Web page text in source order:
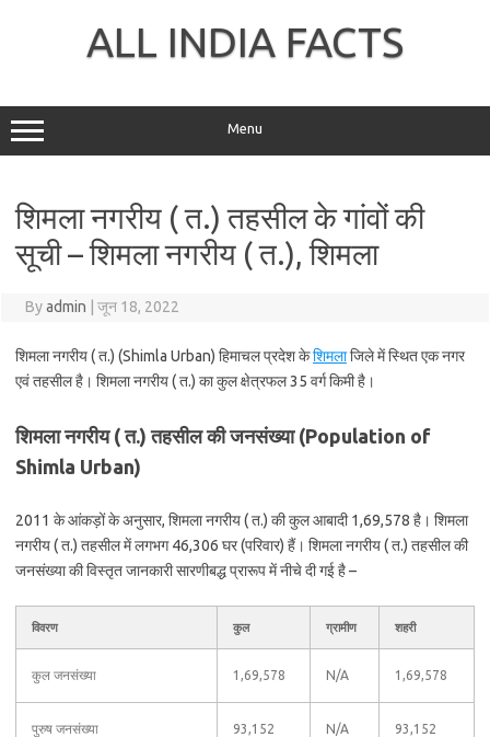
ALL INDIA FACTS
Menu
शिमला नगरीय ( त.) तहसील के गांवों की
सूची – शिमला नगरीय ( त.), शिमला
Byadmin जून 18, 2022
शिमला नगरीय ( त.) (Shimla Urban) हिमाचल प्रदेश केशिमलाजिले में स्थित एक नगर
एवं तहसील है। शिमला नगरीय ( त.) का कुल क्षेत्रफल 35 वर्ग किमी है।
शिमला नगरीय ( त.) तहसील की जनसंख्या (Population of
Shimla Urban)
2011 के आंकड़ों के अनुसार, शिमला नगरीय ( त.) की कुल आबादी 1,69,578 है। शिमला
नगरीय ( त.) तहसील में लगभग 46,306 घर (परिवार) हैं। शिमला नगरीय ( त.) तहसील की
जनसंख्या की विस्तृत जानकारी सारणीबद्ध प्रारूप में नीचे दी गई है –
विवरण कुल ग्रामीण शहरी
कुल जनसंख्या 1,69,578 N/A 1,69,578
पुरुष जनसंख्या 93,152 N/A 93,152